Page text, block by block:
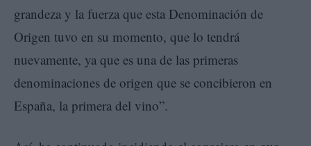
grandeza y la fuerza que esta Denominación de
Origen tuvo en su momento, que lo tendrá
nuevamente, ya que es una de las primeras
denominaciones de origen que se concibieron en
España, la primera del vino”.